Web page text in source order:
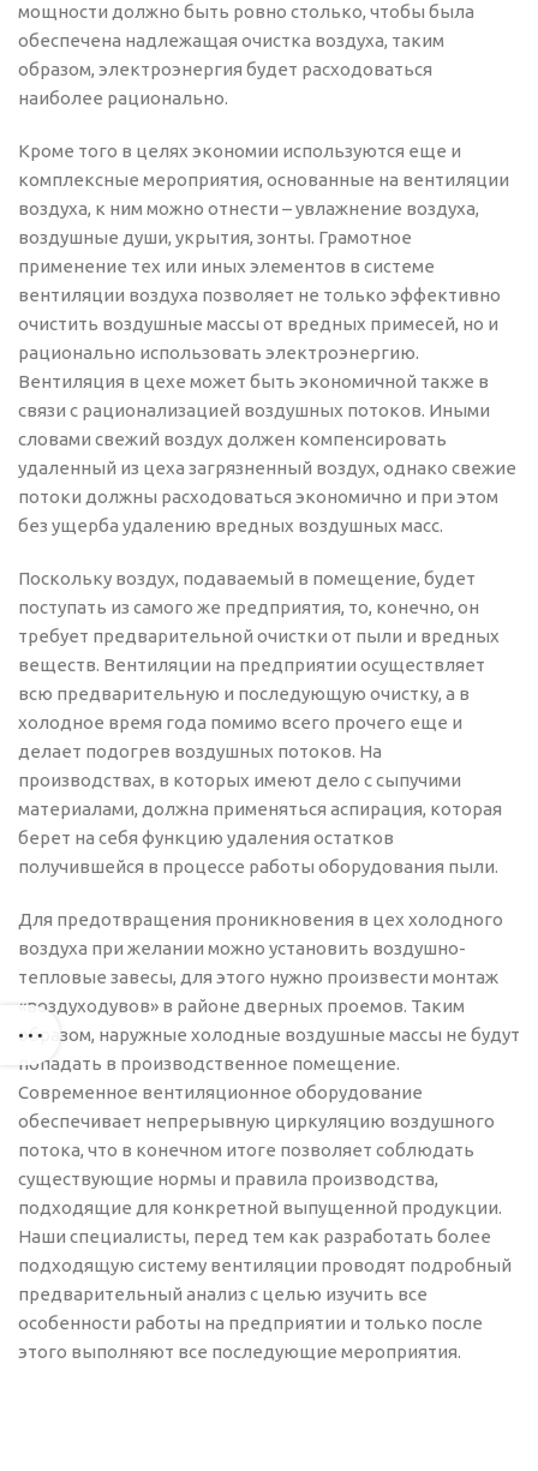
мощности должно быть ровно столько, чтобы была
обеспечена надлежащая очистка воздуха, таким
образом, электроэнергия будет расходоваться
наиболее рационально.
Кроме того в целях экономии используются еще и
комплексные мероприятия, основанные на вентиляции
воздуха, к ним можно отнести – увлажнение воздуха,
воздушные души, укрытия, зонты. Грамотное
применение тех или иных элементов в системе
вентиляции воздуха позволяет не только эффективно
очистить воздушные массы от вредных примесей, но и
рационально использовать электроэнергию.
Вентиляция в цехе может быть экономичной также в
связи с рационализацией воздушных потоков. Иными
словами свежий воздух должен компенсировать
удаленный из цеха загрязненный воздух, однако свежие
потоки должны расходоваться экономично и при этом
без ущерба удалению вредных воздушных масс.
Поскольку воздух, подаваемый в помещение, будет
поступать из самого же предприятия, то, конечно, он
требует предварительной очистки от пыли и вредных
веществ. Вентиляции на предприятии осуществляет
всю предварительную и последующую очистку, а в
холодное время года помимо всего прочего еще и
делает подогрев воздушных потоков. На
производствах, в которых имеют дело с сыпучими
материалами, должна применяться аспирация, которая
берет на себя функцию удаления остатков
получившейся в процессе работы оборудования пыли.
Для предотвращения проникновения в цех холодного
воздуха при желании можно установить воздушно-
тепловые завесы, для этого нужно произвести монтаж
«воздуходувов» в районе дверных проемов. Таким
образом, наружные холодные воздушные массы не будут
попадать в производственное помещение.
Современное вентиляционное оборудование
обеспечивает непрерывную циркуляцию воздушного
потока, что в конечном итоге позволяет соблюдать
существующие нормы и правила производства,
подходящие для конкретной выпущенной продукции.
Наши специалисты, перед тем как разработать более
подходящую систему вентиляции проводят подробный
предварительный анализ с целью изучить все
особенности работы на предприятии и только после
этого выполняют все последующие мероприятия.